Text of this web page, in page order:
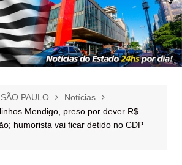
SÃO PAULO
Notícias
Mendigo, preso por dever R$
humorista vai ficar detido no CDP